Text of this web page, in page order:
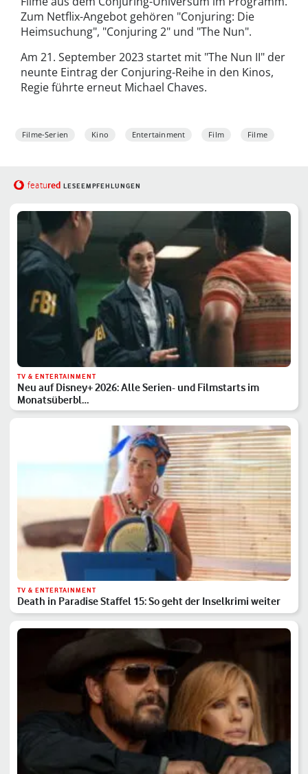
Zum Netflix-Angebot gehören "Conjuring: Die
Heimsuchung", "Conjuring 2" und "The Nun".
Am 21. September 2023 startet mit "The Nun II" der
neunte Eintrag der Conjuring-Reihe in den Kinos,
Regie führte erneut Michael Chaves.
Filme-Serien Kino Entertainment Film Filme
featured LESEEMPFEHLUNGEN
TV & ENTERTAINMENT
Neu auf Disney+ 2026: Alle Serien- und Filmstarts im
Monatsüberbl…
TV & ENTERTAINMENT
Death in Paradise Staffel 15: So geht der Inselkrimi weiter